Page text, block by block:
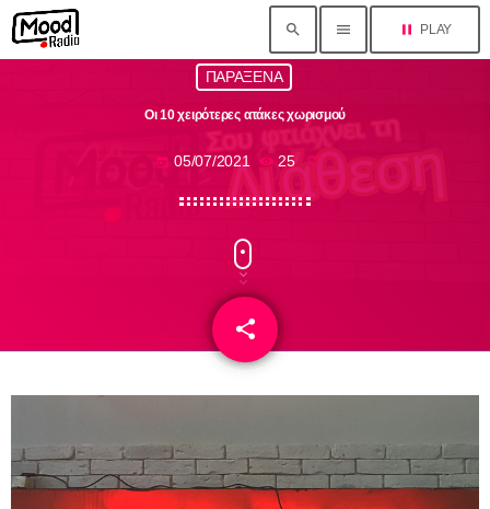
search menu pause PLAY
close
ΚΑΤΗΓΟΡΙΕΣ
ΠΑΡΑΞΕΝΑ
Οι 10 χειρότερες ατάκες χωρισμού
today 05/07/2021 25
share
email